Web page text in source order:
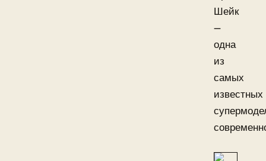
Шейк
—
одна
из
самых
известных